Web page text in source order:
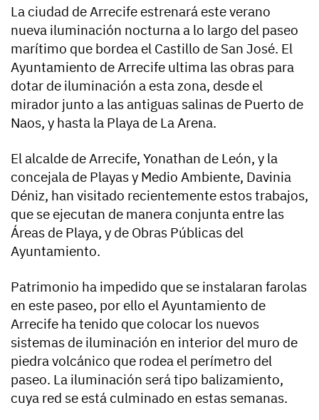
La ciudad de Arrecife estrenará este verano
nueva iluminación nocturna a lo largo del paseo
marítimo que bordea el Castillo de San José. El
Ayuntamiento de Arrecife ultima las obras para
dotar de iluminación a esta zona, desde el
mirador junto a las antiguas salinas de Puerto de
Naos, y hasta la Playa de La Arena.
El alcalde de Arrecife, Yonathan de León, y la
concejala de Playas y Medio Ambiente, Davinia
Déniz, han visitado recientemente estos trabajos,
que se ejecutan de manera conjunta entre las
Áreas de Playa, y de Obras Públicas del
Ayuntamiento.
Patrimonio ha impedido que se instalaran farolas
en este paseo, por ello el Ayuntamiento de
Arrecife ha tenido que colocar los nuevos
sistemas de iluminación en interior del muro de
piedra volcánico que rodea el perímetro del
paseo. La iluminación será tipo balizamiento,
cuya red se está culminado en estas semanas.